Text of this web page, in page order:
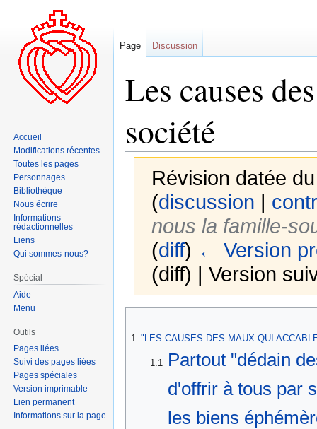
Les causes
société
Révision datée
(discussion |
nous la famille-
(diff) ← Version
(diff) | Version
navigation
recherche
1 "LES CAUSES DES MAUX QUI
1.1
Partout "dédain
d'offrir à tous par
les biens
Page Discussion
Accueil
Modifications récentes
Toutes les pages
Personnages
Bibliothèque
Nous écrire
Informations
rédactionnelles
Liens
Qui sommes-nous?
Spécial
Aide
Menu
Outils
Pages liées
Suivi des pages liées
Pages spéciales
Version imprimable
Lien permanent
Informations sur la page